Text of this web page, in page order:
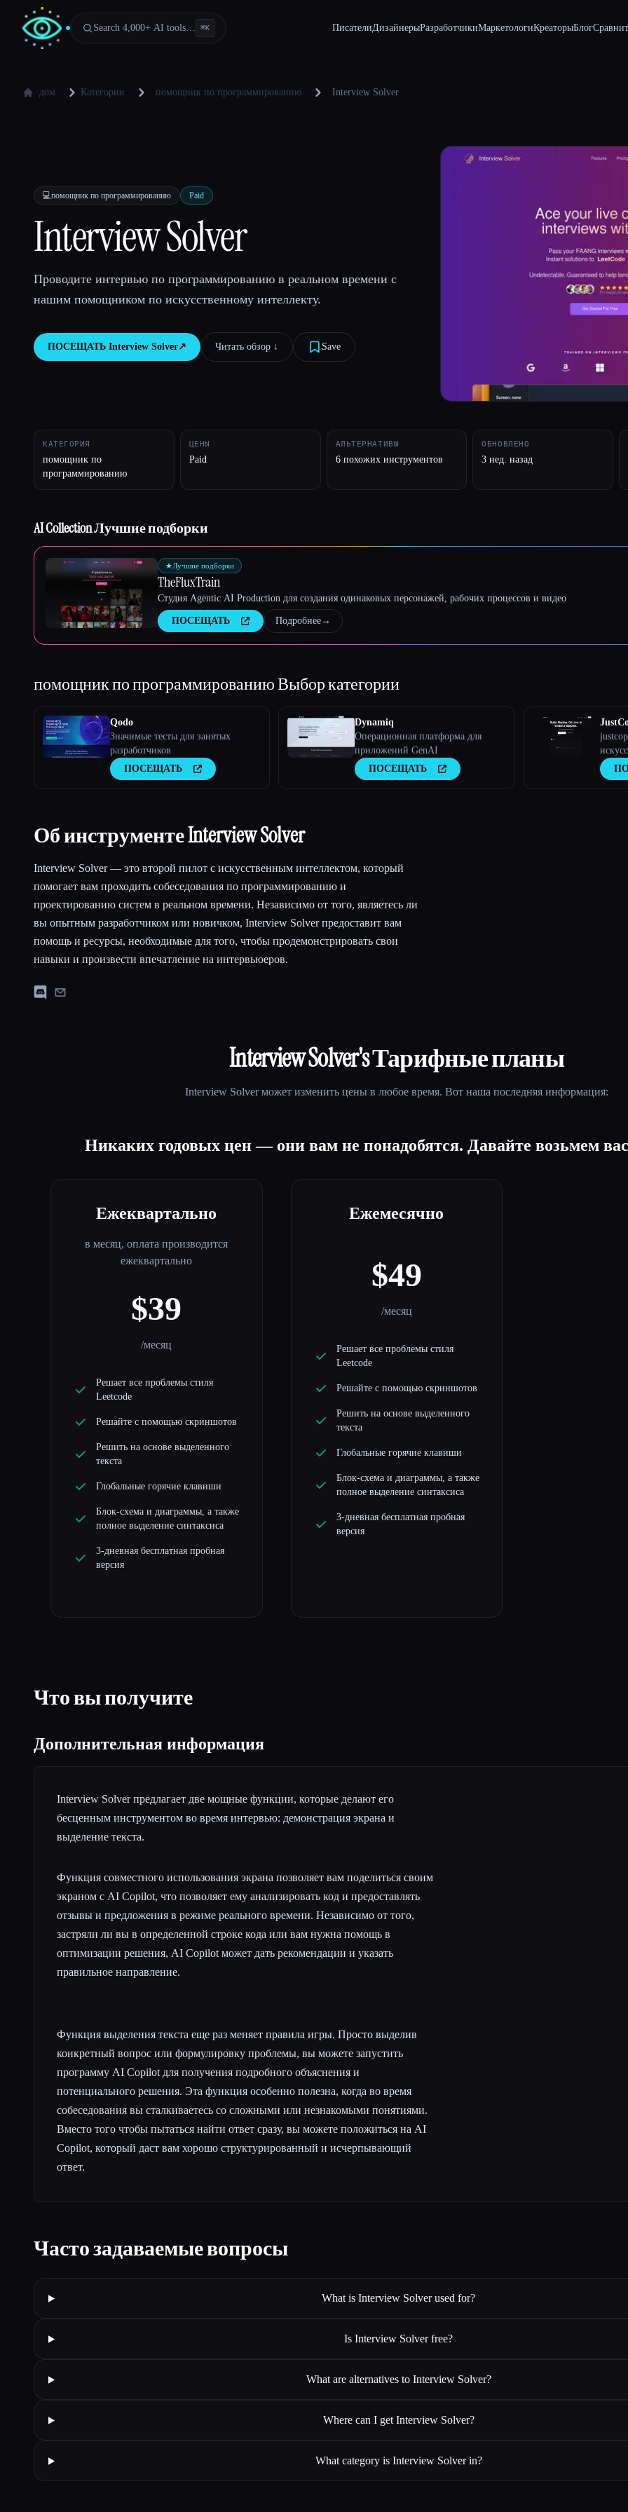
Search 4,000+ AI tools… ⌘K ПисателиДизайнерыРазработчикиМаркетологиКреаторыБлог
дом Категории помощник по программированию Interview Solver
💻помощник по программированию Paid
Interview Solver
Проводите интервью по программированию в реальном времени с
нашим помощником по искусственному интеллекту.
ПОСЕЩАТЬ Interview Solver↗︎ Читать обзор ↓︎ Save
КАТЕГОРИЯ
помощник по
программированию
ЦЕНЫ
Paid
АЛЬТЕРНАТИВЫ
6 похожих инструментов
ОБНОВЛЕНО
3 нед. назад
AI Collection Лучшие подборки
★Лучшие подборки
TheFluxTrain
Студия Agentic AI Production для создания одинаковых персонажей, рабочих процессов и видео
ПОСЕЩАТЬ Подробнее→
помощник по программированиюВыбор категории
Qodo
Значимые тесты для занятых
разработчиков
ПОСЕЩАТЬ
Dynamiq
Операционная платформа для
приложений GenAI
ПОСЕЩАТЬ
Об инструменте Interview Solver
Interview Solver — это второй пилот с искусственным интеллектом, который
помогает вам проходить собеседования по программированию и
проектированию систем в реальном времени. Независимо от того, являетесь ли
вы опытным разработчиком или новичком, Interview Solver предоставит вам
помощь и ресурсы, необходимые для того, чтобы продемонстрировать свои
навыки и произвести впечатление на интервьюеров.
Interview Solver's Тарифные планы
Interview Solverможет изменить цены в любое время. Вот наша последняя информация:
Никаких годовых цен — они вам не понадобятся. Давайте возьмем вас
Ежеквартально
в месяц, оплата производится
ежеквартально
$39
/месяц
Решает все проблемы стиля
Leetcode
Решайте с помощью скриншотов
Решить на основе выделенного
текста
Глобальные горячие клавиши
Блок-схема и диаграммы, а также
полное выделение синтаксиса
3-дневная бесплатная пробная
версия
Ежемесячно
$49
/месяц
Решает все проблемы стиля
Leetcode
Решайте с помощью скриншотов
Решить на основе выделенного
текста
Глобальные горячие клавиши
Блок-схема и диаграммы, а также
полное выделение синтаксиса
3-дневная бесплатная пробная
версия
Что вы получите
Дополнительная информация
Interview Solver предлагает две мощные функции, которые делают его
бесценным инструментом во время интервью: демонстрация экрана и
выделение текста.
Функция совместного использования экрана позволяет вам поделиться своим
экраном с AI Copilot, что позволяет ему анализировать код и предоставлять
отзывы и предложения в режиме реального времени. Независимо от того,
застряли ли вы в определенной строке кода или вам нужна помощь в
оптимизации решения, AI Copilot может дать рекомендации и указать
правильное направление.
Функция выделения текста еще раз меняет правила игры. Просто выделив
конкретный вопрос или формулировку проблемы, вы можете запустить
программу AI Copilot для получения подробного объяснения и
потенциального решения. Эта функция особенно полезна, когда во время
собеседования вы сталкиваетесь со сложными или незнакомыми понятиями.
Вместо того чтобы пытаться найти ответ сразу, вы можете положиться на AI
Copilot, который даст вам хорошо структурированный и исчерпывающий
ответ.
Часто задаваемые вопросы
What is Interview Solver used for?
Is Interview Solver free?
What are alternatives to Interview Solver?
Where can I get Interview Solver?
What category is Interview Solver in?